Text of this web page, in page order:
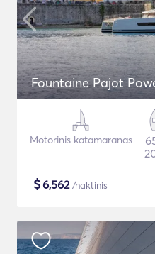
Fountaine Pajot
Motorinis katamaranas
$6,562/naktinis